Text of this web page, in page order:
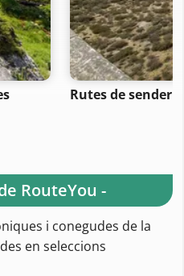
Rutes de
RouteYou -
i conegudes de la
en seleccions